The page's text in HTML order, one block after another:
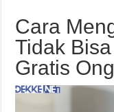
Cara
Tidak
Gratis